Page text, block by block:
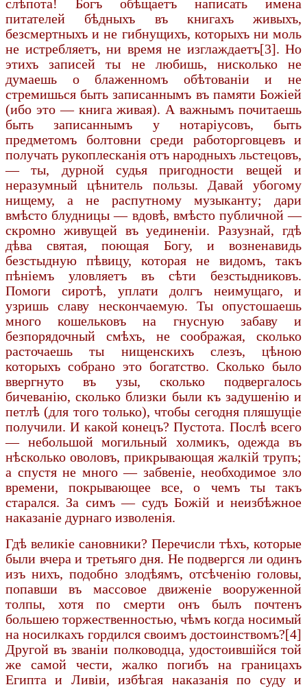
слѣпота! Богъ обѣщаетъ написать имена
питателей бѣдныхъ въ книгахъ живыхъ,
безсмертныхъ и не гибнущихъ, которыхъ ни моль
не истребляетъ, ни время не изглаждаетъ[3]. Но
этихъ записей ты не любишь, нисколько не
думаешь о блаженномъ обѣтованіи и не
стремишься быть записаннымъ въ памяти Божіей
(ибо это — книга живая). А важнымъ почитаешь
быть записаннымъ у нотаріусовъ, быть
предметомъ болтовни среди работорговцевъ и
получать рукоплесканія отъ народныхъ льстецовъ,
— ты, дурной судья пригодности вещей и
неразумный цѣнитель пользы. Давай убогому
нищему, а не распутному музыканту; дари
вмѣсто блудницы — вдовѣ, вмѣсто публичной —
скромно живущей въ уединеніи. Разузнай, гдѣ
дѣва святая, поющая Богу, и возненавидь
безстыдную пѣвицу, которая не видомъ, такъ
пѣніемъ уловляетъ въ сѣти безстыдниковъ.
Помоги сиротѣ, уплати долгъ неимущаго, и
узришь славу нескончаемую. Ты опустошаешь
много кошельковъ на гнусную забаву и
безпорядочный смѣхъ, не соображая, сколько
расточаешь ты нищенскихъ слезъ, цѣною
которыхъ собрано это богатство. Сколько было
ввергнуто въ узы, сколько подвергалось
бичеванію, сколько близки были къ задушенію и
петлѣ (для того только), чтобы сегодня пляшущіе
получили. И какой конецъ? Пустота. Послѣ всего
— небольшой могильный холмикъ, одежда въ
нѣсколько оволовъ, прикрывающая жалкій трупъ;
а спустя не много — забвеніе, необходимое зло
времени, покрывающее все, о чемъ ты такъ
старался. За симъ — судъ Божій и неизбѣжное
наказаніе дурнаго изволенія.
Гдѣ великіе сановники? Перечисли тѣхъ, которые
были вчера и третьяго дня. Не подвергся ли одинъ
изъ нихъ, подобно злодѣямъ, отсѣченію головы,
попавши въ массовое движеніе вооруженной
толпы, хотя по смерти онъ былъ почтенъ
большею торжественностью, чѣмъ когда носимый
на носилкахъ гордился своимъ достоинствомъ?[4]
Другой въ званіи полководца, удостоившійся той
же самой чести, жалко погибъ на границахъ
Египта и Ливіи, избѣгая наказанія по суду и